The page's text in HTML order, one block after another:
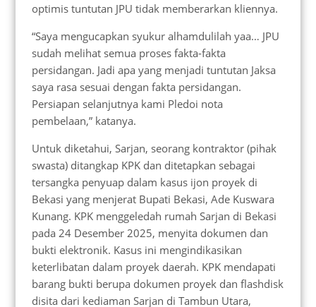
optimis tuntutan JPU tidak memberarkan kliennya.
“Saya mengucapkan syukur alhamdulilah yaa… JPU
sudah melihat semua proses fakta-fakta
persidangan. Jadi apa yang menjadi tuntutan Jaksa
saya rasa sesuai dengan fakta persidangan.
Persiapan selanjutnya kami Pledoi nota
pembelaan,” katanya.
Untuk diketahui, Sarjan, seorang kontraktor (pihak
swasta) ditangkap KPK dan ditetapkan sebagai
tersangka penyuap dalam kasus ijon proyek di
Bekasi yang menjerat Bupati Bekasi, Ade Kuswara
Kunang. KPK menggeledah rumah Sarjan di Bekasi
pada 24 Desember 2025, menyita dokumen dan
bukti elektronik. Kasus ini mengindikasikan
keterlibatan dalam proyek daerah. KPK mendapati
barang bukti berupa dokumen proyek dan flashdisk
disita dari kediaman Sarjan di Tambun Utara,